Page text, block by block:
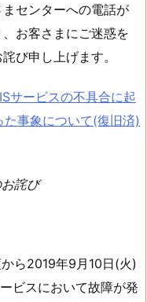
センターへの電話が
お客さまにご迷惑を
び申し上げます。
サービスの不具合に起
事象について(復旧済)
詫び
ら2019年9月10日(火)
ビスにおいて故障が発